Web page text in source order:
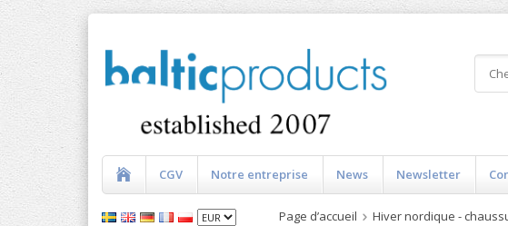
CGV Notre entreprise News Newsletter
Page d’accueil Hiver nordique -